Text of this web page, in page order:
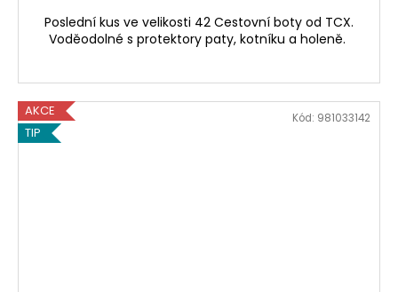
Poslední kus ve velikosti 42 Cestovní boty od TCX.
Voděodolné s protektory paty, kotníku a holeně.
AKCE
TIP
Kód: 981033142